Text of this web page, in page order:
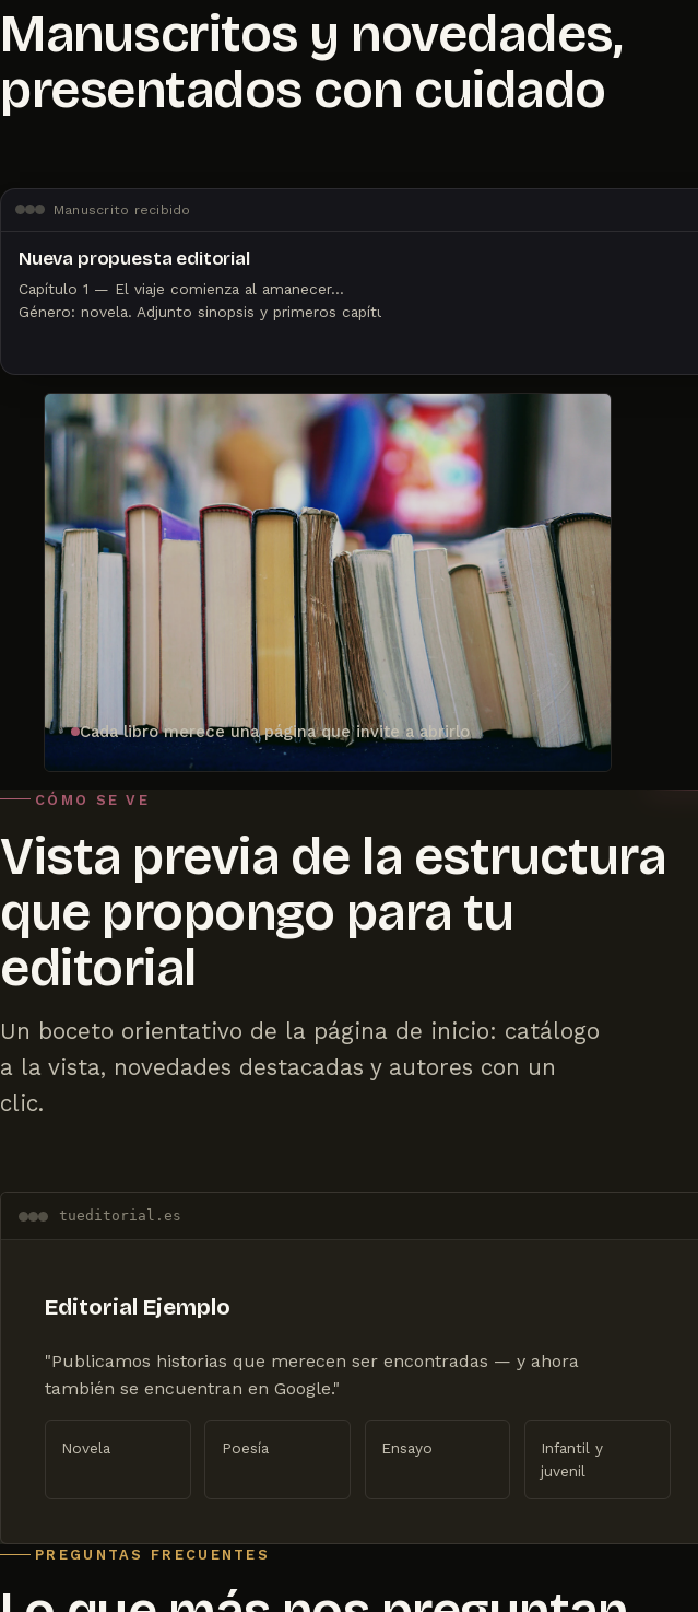
Manuscritos y novedades,
presentados con cuidado
Manuscrito recibido
Nueva propuesta editorial
Capítulo 1 — El viaje comienza al amanecer...
Género: novela. Adjunto sinopsis y primeros capítulos.
Cada libro merece una página que invite a abrirlo
CÓMO SE VE
Vista previa de la estructura
que propongo para tu
editorial
Un boceto orientativo de la página de inicio: catálogo
a la vista, novedades destacadas y autores con un
clic.
tueditorial.es
Editorial Ejemplo
"Publicamos historias que merecen ser encontradas — y ahora
también se encuentran en Google."
Novela Poesía Ensayo
Infantil y
juvenil
PREGUNTAS FRECUENTES